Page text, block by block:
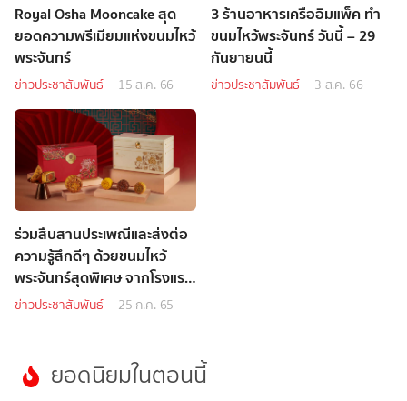
Royal Osha Mooncake สุด
ยอดความพรีเมียมแห่งขนมไหว้
พระจันทร์
ข่าวประชาสัมพันธ์ 15 ส.ค. 66
3 ร้านอาหารเครืออิมแพ็ค ทำ
ขนมไหว้พระจันทร์ วันนี้ – 29
กันยายนนี้
ข่าวประชาสัมพันธ์ 3 ส.ค. 66
ร่วมสืบสานประเพณีและส่งต่อ
ความรู้สึกดีๆ ด้วยขนมไหว้
พระจันทร์สุดพิเศษ จากโรงแรม
แบงค็อก แมริออท มาร์คีส์ ควีน
ข่าวประชาสัมพันธ์ 25 ก.ค. 65
ยอดนิยมในตอนนี้